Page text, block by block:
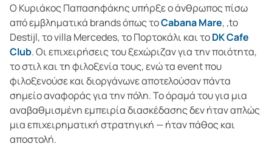
Ο Κυριάκος Παπασηφάκης υπήρξε ο άνθρωπος πίσω
από εμβληματικά brands όπως τοCabana Mare, ,to
Destijl, το villa Mercedes, το Πορτοκάλι και τοDK Cafe
Club. Οι επιχειρήσεις του ξεχώριζαν για την ποιότητα,
το στιλ και τη φιλοξενία τους, ενώ τα event που
φιλοξενούσε και διοργάνωνε αποτελούσαν πάντα
σημείο αναφοράς για την πόλη. Το όραμά του για μια
αναβαθμισμένη εμπειρία διασκέδασης δεν ήταν απλώς
μια επιχειρηματική στρατηγική — ήταν πάθος και
αποστολή.